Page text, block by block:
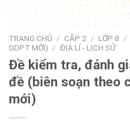
TRANG CHỦ / CẤP 2 / LỚP 8 /
GDPT MỚI) / ĐỊA LÍ - LỊCH SỬ
Đề kiểm tra, đánh
đề (biên soạn theo
mới)